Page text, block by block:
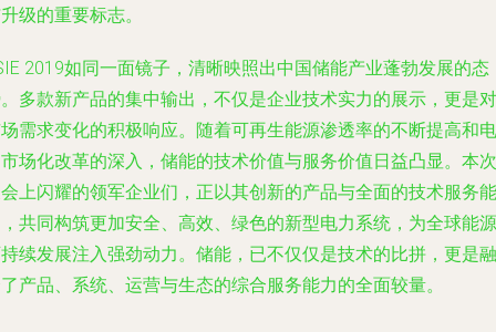
级的重要标志。
2019如同一面镜子，清晰映照出中国储能产业蓬勃发展的态
多款新产品的集中输出，不仅是企业技术实力的展示，更是对
需求变化的积极响应。随着可再生能源渗透率的不断提高和电
场化改革的深入，储能的技术价值与服务价值日益凸显。本次
上闪耀的领军企业们，正以其创新的产品与全面的技术服务能
共同构筑更加安全、高效、绿色的新型电力系统，为全球能源
续发展注入强劲动力。储能，已不仅仅是技术的比拼，更是融
产品、系统、运营与生态的综合服务能力的全面较量。